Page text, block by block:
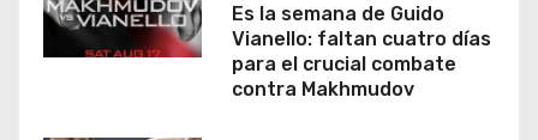
Es la semana de Guido
Vianello: faltan cuatro días
para el crucial combate
contra Makhmudov